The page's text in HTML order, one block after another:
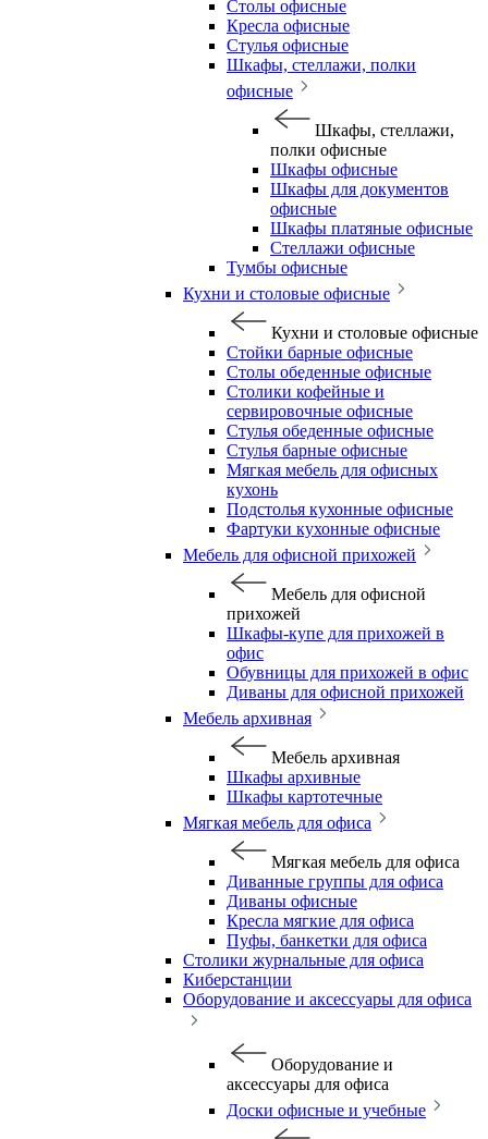
Столы офисные
Кресла офисные
Стулья офисные
Шкафы, стеллажи, полки
офисные
Шкафы, стеллажи,
полки офисные
Шкафы офисные
Шкафы для документов
офисные
Шкафы платяные офисные
Стеллажи офисные
Тумбы офисные
Кухни и столовые офисные
Кухни и столовые офисные
Стойки барные офисные
Столы обеденные офисные
Столики кофейные и
сервировочные офисные
Стулья обеденные офисные
Стулья барные офисные
Мягкая мебель для офисных
кухонь
Подстолья кухонные офисные
Фартуки кухонные офисные
Мебель для офисной прихожей
Мебель для офисной
прихожей
Шкафы-купе для прихожей в
офис
Обувницы для прихожей в офис
Диваны для офисной прихожей
Мебель архивная
Мебель архивная
Шкафы архивные
Шкафы картотечные
Мягкая мебель для офиса
Мягкая мебель для офиса
Диванные группы для офиса
Диваны офисные
Кресла мягкие для офиса
Пуфы, банкетки для офиса
Столики журнальные для офиса
Киберстанции
Оборудование и аксессуары для офиса
Оборудование и
аксессуары для офиса
Доски офисные и учебные